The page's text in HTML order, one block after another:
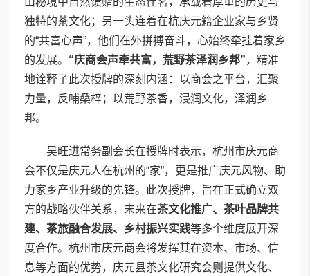
独特的茶文化；另一头连着在杭庆元籍企业家与乡贤
的“共富心声”，他们在外拼搏奋斗，心始终牵挂着家乡
的发展。 “庆商会声牵共富，荒野茶泽润乡邦”，精准
地诠释了此次授牌的深刻内涵：以商会之平台，汇聚
力量，反哺桑梓；以荒野茶香，浸润文化，泽润乡
邦。
吴旺进常务副会长在授牌时表示，杭州市庆元商
会不仅是庆元人在杭州的“家”，更是推广庆元风物、助
力家乡产业升级的先锋。此次授牌，旨在正式确立双
方的战略伙伴关系，未来在茶文化推广、茶叶品牌共
建、茶旅融合发展、乡村振兴实践等多个维度展开深
度合作。杭州市庆元商会将发挥其在资本、市场、信
息等方面的优势，庆元县茶文化研究会则提供文化、